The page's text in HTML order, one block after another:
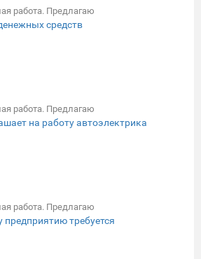
работа. Предлагаю
средств
работа. Предлагаю
на работу автоэлектрика
работа. Предлагаю
требуется